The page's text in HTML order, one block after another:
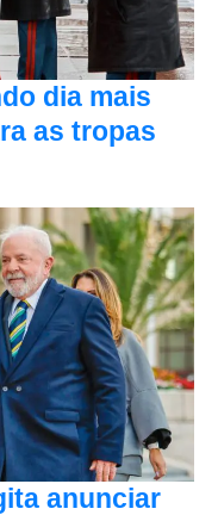
dia mais
as tropas
anunciar